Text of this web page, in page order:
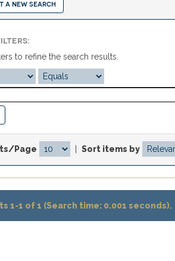
a new search
to refine the search results.
Page Sort items by
1-1 of 1 (Search time: 0.001 seconds).